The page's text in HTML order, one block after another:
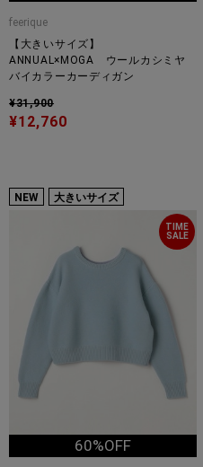
feerique
【大きいサイズ】
ANNUAL×MOGA ウールカシミヤ
バイカラーカーディガン
¥31,900
¥12,760
NEW 大きいサイズ
TIME
SALE
60%OFF